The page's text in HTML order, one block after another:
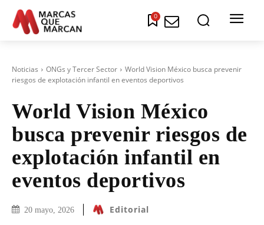
0
Noticias ONGs y Tercer Sector
World Vision México busca prevenir
riesgos de explotación infantil en eventos deportivos
World Vision México
busca prevenir riesgos de
explotación infantil en
eventos deportivos
20 mayo, 2026 Editorial